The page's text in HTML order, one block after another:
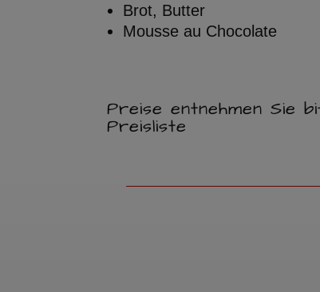
Brot, Butter
Mousse au Chocolate
Preise entnehmen Sie
Preisliste